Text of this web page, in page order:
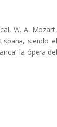
W. A. Mozart,
siendo el
la ópera del